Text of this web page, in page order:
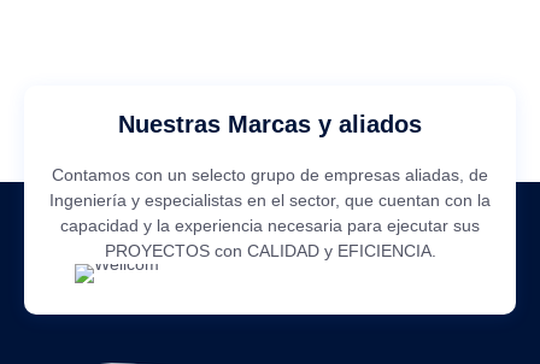
Nuestras Marcas y aliados
Contamos con un selecto grupo de empresas aliadas, de
Ingeniería y especialistas en el sector, que cuentan con la
capacidad y la experiencia necesaria para ejecutar sus
PROYECTOS con CALIDAD y EFICIENCIA.